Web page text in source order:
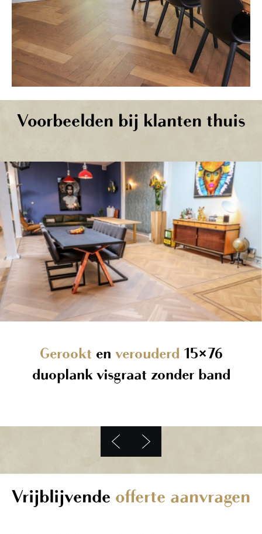
Voorbeelden bij klanten thuis
Gerookt en verouderd 15×76
duoplank visgraat zonder band
Vrijblijvende offerte aanvragen